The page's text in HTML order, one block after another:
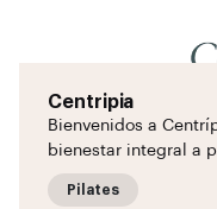
Centripia
Bienvenidos a
bienestar integral a
Pilates